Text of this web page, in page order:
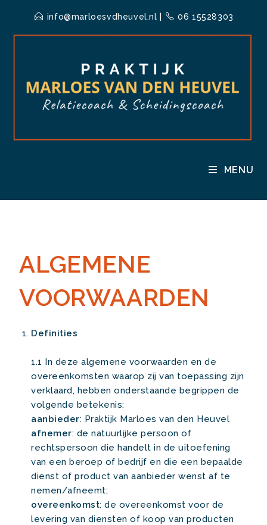
info@marloesvdheuvel.nl 06 15528303
MENU
ALGEMENE
VOORWAARDEN
Definities
1.1 In deze algemene voorwaarden en de
overeenkomsten waarop zij van toepassing zijn
verklaard, hebben onderstaande begrippen de
volgende betekenis:
aanbieder: Praktijk Marloes van den Heuvel
afnemer: de natuurlijke persoon of
rechtspersoon die handelt in de uitoefening
van een beroep of bedrijf en die een bepaalde
dienst of product van aanbieder wenst af te
nemen/afneemt;
overeenkomst: de overeenkomst voor de
levering van diensten of koop van producten